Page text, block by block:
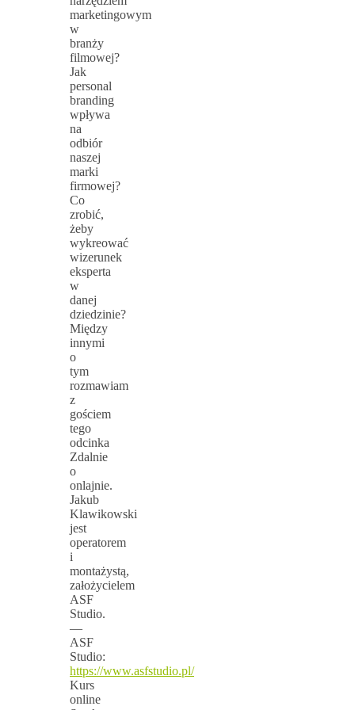
marketingowym
w
branży
filmowej?
Jak
personal
branding
wpływa
na
odbiór
naszej
marki
firmowej?
Co
zrobić,
żeby
wykreować
wizerunek
eksperta
w
danej
dziedzinie?
Między
innymi
o
tym
rozmawiam
z
gościem
tego
odcinka
Zdalnie
o
onlajnie.
Jakub
Klawikowski
jest
operatorem
i
montażystą,
założycielem
ASF
Studio.
—
ASF
Studio:
https://www.asfstudio.pl/
Kurs
online